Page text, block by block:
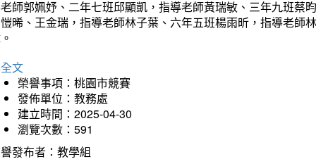
師郭姵妤、二年七班邱顯凱，指導老師黃瑞敏、三年九班蔡
晞、王金瑞，指導老師林子葉、六年五班楊雨昕，指導老師
文
榮譽事項：桃園市競賽
發佈單位：教務處
建立時間：2025-04-30
瀏覽次數：591
發布者：教學組